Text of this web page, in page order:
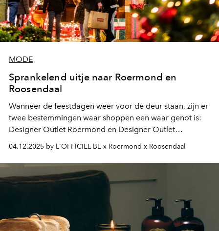
MODE
Sprankelend uitje naar Roermond en
Roosendaal
Wanneer de feestdagen weer voor de deur staan, zijn er
twee bestemmingen waar shoppen een waar genot is:
Designer Outlet Roermond en Designer Outlet
Roosendaal, tempels van stijl waar magie, koopjes en
mode-inspiratie samenkomen.
04.12.2025 by L'OFFICIEL BE x Roermond x Roosendaal